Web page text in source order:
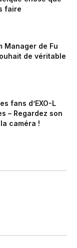
faire
Manager de Fu
de véritable
fans d’EXO-L
– Regardez son
caméra !